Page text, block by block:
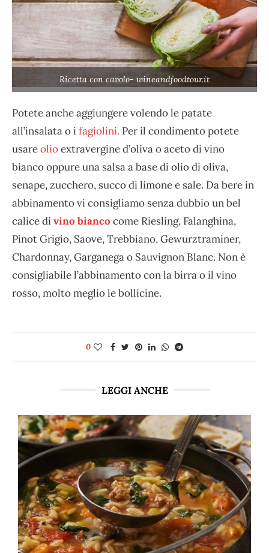
Ricetta con cavolo- wineandfoodtour.it
Potete anche aggiungere volendo le patate
all’insalata o ifagiolini. Per il condimento potete
usareolioextravergine d’oliva o aceto di vino
bianco oppure una salsa a base di olio di oliva,
senape, zucchero, succo di limone e sale. Da bere in
abbinamento vi consigliamo senza dubbio un bel
calice divino bianco come Riesling, Falanghina,
Pinot Grigio, Saove, Trebbiano, Gewurztraminer,
Chardonnay, Garganega o Sauvignon Blanc. Non è
consigliabile l’abbinamento con la birra o il vino
rosso, molto meglio le bollicine.
0
LEGGI ANCHE